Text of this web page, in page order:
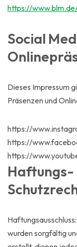
https://
Social
Dieses Impressum
Präsenzen und
https://
https://
https://
Haftungs-
wurden sorgfältig